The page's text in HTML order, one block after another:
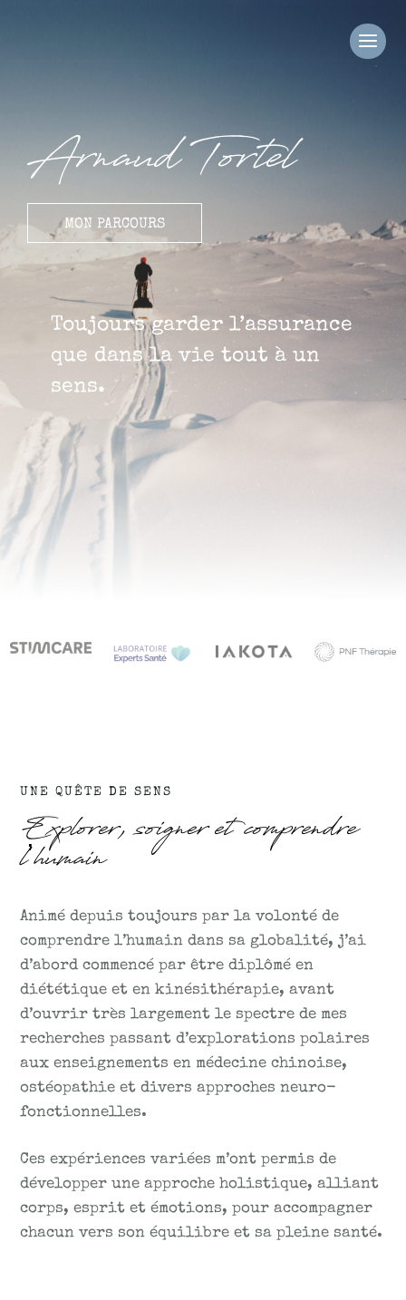
Arnaud Tortel
MON PARCOURS
Toujours garder l’assurance
que dans la vie tout à un
sens.
UNE QUÊTE DE SENS
Explorer, soigner et comprendre
l’humain
Animé depuis toujours par la volonté de
comprendre l’humain dans sa globalité, j’ai
d’abord commencé par être diplômé en
diététique et en kinésithérapie, avant
d’ouvrir très largement le spectre de mes
recherches passant d’explorations polaires
aux enseignements en médecine chinoise,
ostéopathie et divers approches neuro-
fonctionnelles.
Ces expériences variées m’ont permis de
développer une approche holistique, alliant
corps, esprit et émotions, pour accompagner
chacun vers son équilibre et sa pleine santé.